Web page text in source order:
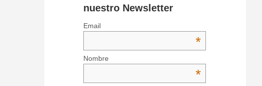
nuestro Newsletter
Email
*
Nombre
*